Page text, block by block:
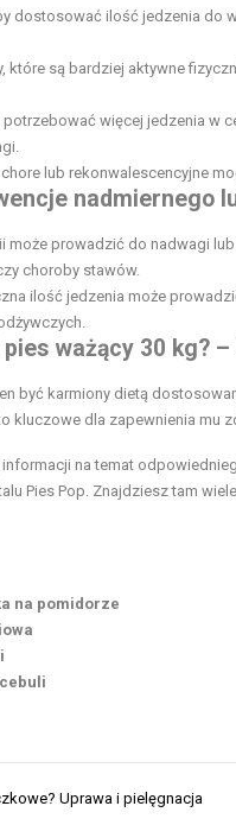
dostosować ilość jedzenia do
które są bardziej aktywne
potrzebować więcej jedzenia w
lub rekonwalescencyjne
nadmiernego
może prowadzić do nadwagi
choroby stawów.
ilość jedzenia może
pies ważący 30 kg?
być karmiony dietą
kluczowe dla zapewnienia mu
na temat
Pies Pop. Znajdziesz tam
na pomidorze
Uprawa i pielęgnacja